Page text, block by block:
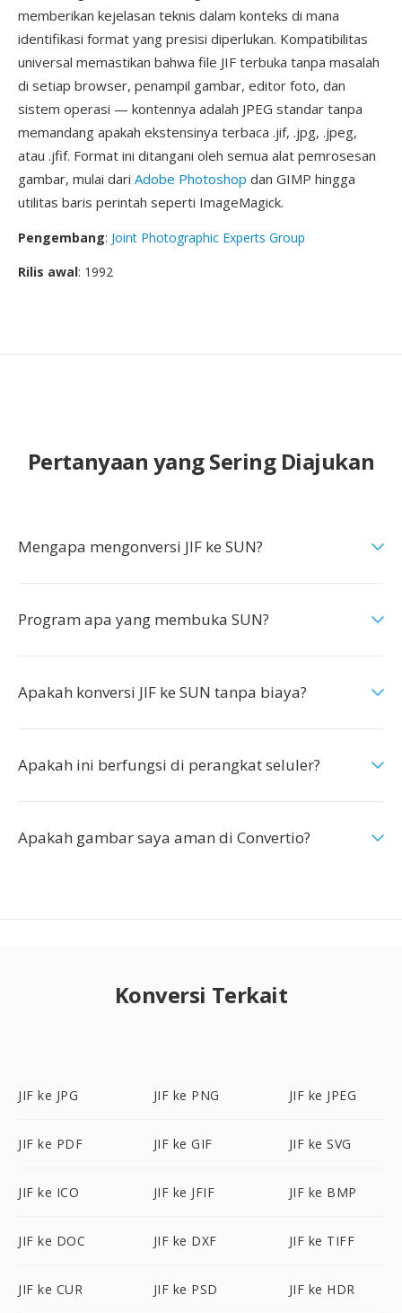
memberikan kejelasan teknis dalam konteks di mana
identifikasi format yang presisi diperlukan. Kompatibilitas
universal memastikan bahwa file JIF terbuka tanpa masalah
di setiap browser, penampil gambar, editor foto, dan
sistem operasi — kontennya adalah JPEG standar tanpa
memandang apakah ekstensinya terbaca .jif, .jpg, .jpeg,
atau .jfif. Format ini ditangani oleh semua alat pemrosesan
gambar, mulai dari Adobe Photoshop dan GIMP hingga
utilitas baris perintah seperti ImageMagick.
Pengembang: Joint Photographic Experts Group
Rilis awal: 1992
Pertanyaan yang Sering Diajukan
Mengapa mengonversi JIF ke SUN?
Program apa yang membuka SUN?
Apakah konversi JIF ke SUN tanpa biaya?
Apakah ini berfungsi di perangkat seluler?
Apakah gambar saya aman di Convertio?
Konversi Terkait
JIF ke JPG JIF ke PNG JIF ke JPEG
JIF ke PDF JIF ke GIF JIF ke SVG
JIF ke ICO JIF ke JFIF JIF ke BMP
JIF ke DOC JIF ke DXF JIF ke TIFF
JIF ke CUR JIF ke PSD JIF ke HDR